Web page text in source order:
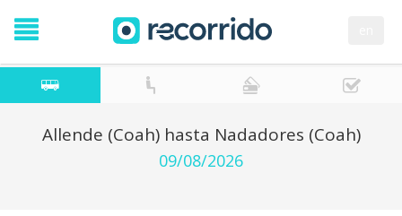
Allende (Coah) hasta Nadadores (Coah)
09/08/2026